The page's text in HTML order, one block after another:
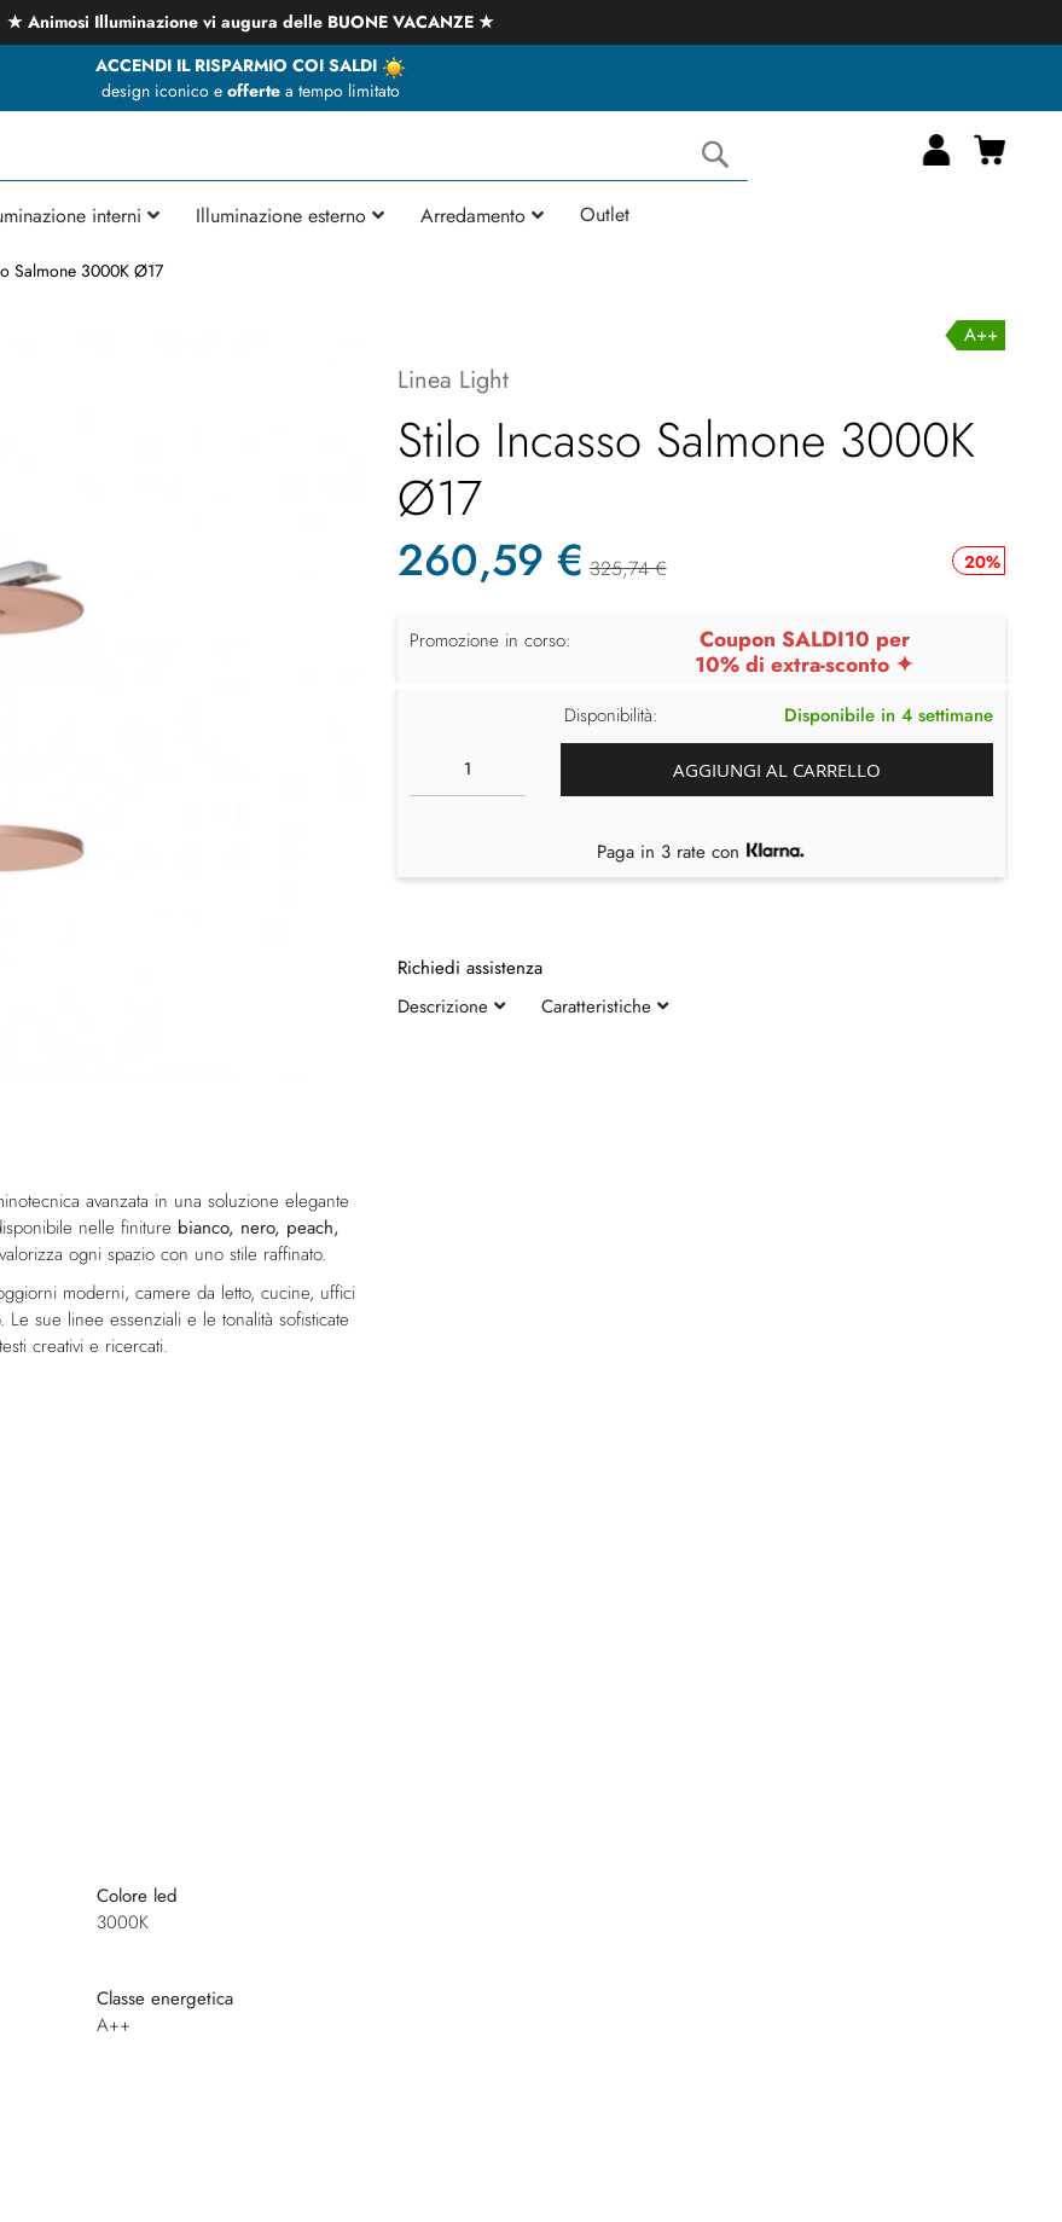
★ Animosi Illuminazione vi augura delle BUONE VACANZE ★
ACCENDI IL RISPARMIO COI SALDI
design iconico e offertea tempo limitato
Cerca
Carrello
interni Illuminazione esterno Arredamento Outlet
Salmone 3000K Ø17
avanzata in una soluzione elegante
nelle finiture bianco, nero, peach,
ogni spazio con uno stile raffinato.
moderni, camere da letto, cucine, uffici
sue linee essenziali e le tonalità sofisticate
creativi e ricercati.
Colore led
3000K
Classe energetica
A++
A++
Linea Light
Stilo Incasso Salmone 3000K
Ø17
20%
260,59 € 325,74 €
Promozione in corso:
Coupon SALDI10 per
10% di extra-sconto ✦
Disponibilità: Disponibile in 4 settimane
AGGIUNGI AL CARRELLO
Paga in 3 rate con
Richiedi assistenza
Descrizione
Caratteristiche